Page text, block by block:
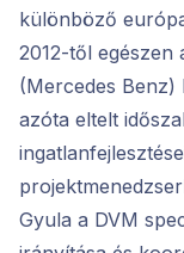
különböző
2012-től egészen
(Mercedes Benz)
azóta eltelt
Gyula a DVM